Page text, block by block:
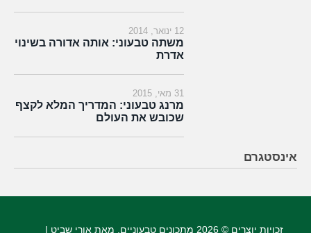
12 ינואר, 2014
משתה טבעוני: אותה אדורה בשינוי
אדרת
31 מאי, 2015
מרנג טבעוני: המדריך המלא לקצף
שכובש את העולם
אינסטגרם
זכויות יוצרים © 2026 מתכונים טבעוניים , מאת אורי שביט |